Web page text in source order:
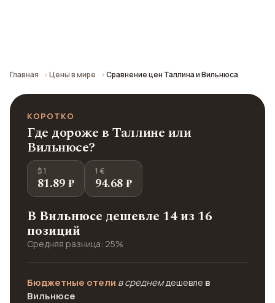
Главная Цены в мире Сравнение цен Таллина и Вильнюса
КОРОТКО
Где дороже в Таллине или
Вильнюсе?
$ 1
81.89 ₽
1 €
94.68 ₽
В Вильнюсе дешевле 14 из 16
позиций
Средняя разница: 25%
Бюджетные отели в среднемдешевле в
Вильнюсе